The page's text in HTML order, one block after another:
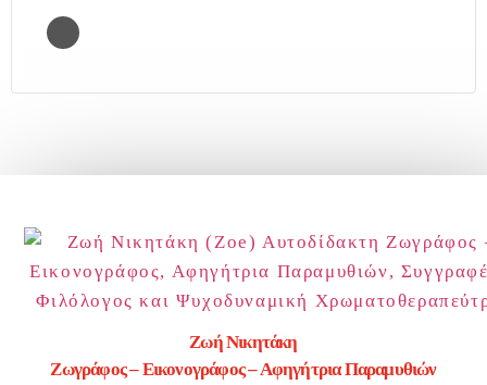
Ζωή Νικητάκη
Ζωγράφος – Εικονογράφος – Αφηγήτρια Παραμυθιών